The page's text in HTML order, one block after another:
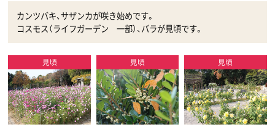
カンツバキ、サザンカが咲き始めです。
コスモス（ライフガーデン 一部）、バラが見頃です。
見頃 見頃 見頃